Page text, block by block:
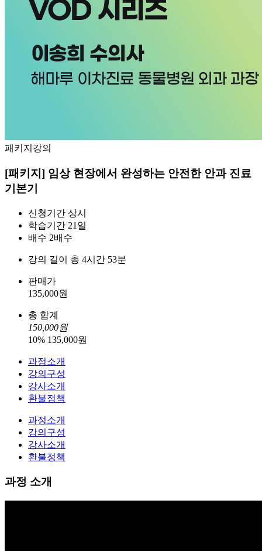
패키지강의
[패키지] 임상 현장에서 완성하는 안전한 안과 진료
기본기
신청기간 상시
학습기간 21일
배수 2배수
강의 길이 총 4시간 53분
판매가
135,000원
총 합계
150,000원
10% 135,000원
과정소개
강의구성
강사소개
환불정책
과정소개
강의구성
강사소개
환불정책
과정 소개